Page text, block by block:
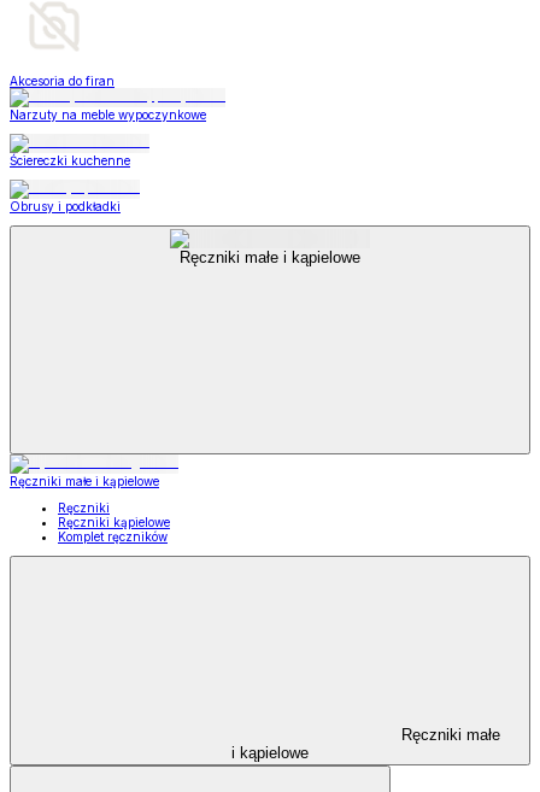
Akcesoria do firan
Narzuty na meble wypoczynkowe
Ściereczki kuchenne
Obrusy i podkładki
Ręczniki małe i kąpielowe
Ręczniki małe i kąpielowe
Ręczniki
Ręczniki kąpielowe
Komplet ręczników
Ręczniki małe
i kąpielowe